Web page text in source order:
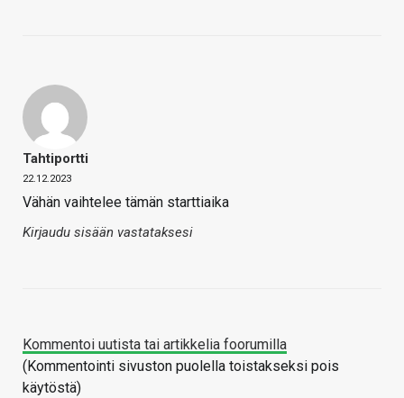
Tahtiportti
22.12.2023
Vähän vaihtelee tämän starttiaika
Kirjaudu sisään vastataksesi
Kommentoi uutista tai artikkelia foorumilla
(Kommentointi sivuston puolella toistakseksi pois
käytöstä)